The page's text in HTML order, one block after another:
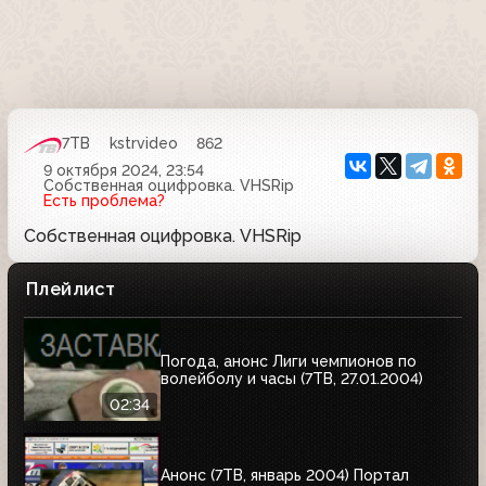
7ТВ kstrvideo
862
9 октября 2024, 23:54
Собственная оцифровка. VHSRip
Есть проблема?
Собственная оцифровка. VHSRip
Плейлист
02:34
Погода, анонс Лиги чемпионов по
волейболу и часы (7ТВ, 27.01.2004)
Анонс (7ТВ, январь 2004) Портал